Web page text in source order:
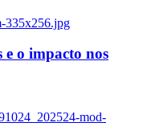
335x256.jpg
o impacto nos
mod-